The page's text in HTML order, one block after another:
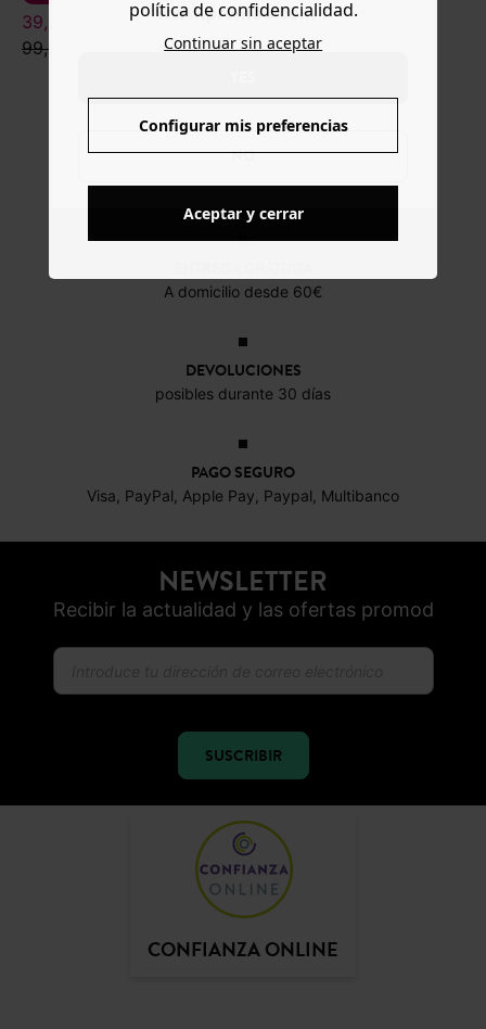
www.promod.com ?
NO
39,99 €
99,99 €
A domicilio desde 60€
DEVOLUCIONES
posibles durante 30 días
PAGO SEGURO
Visa, PayPal, Apple Pay, Paypal, Multibanco
NEWSLETTER
Recibir la actualidad y las ofertas promod
SUSCRIBIR
CONFIANZA ONLINE
política de confidencialidad.
Continuar sin aceptar
Configurar mis preferencias
Aceptar y cerrar